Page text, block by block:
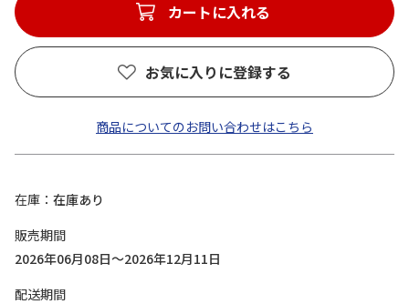
カートに入れる
お気に入りに登録する
商品についてのお問い合わせはこちら
在庫
在庫あり
販売期間
2026年06月08日～2026年12月11日
配送期間